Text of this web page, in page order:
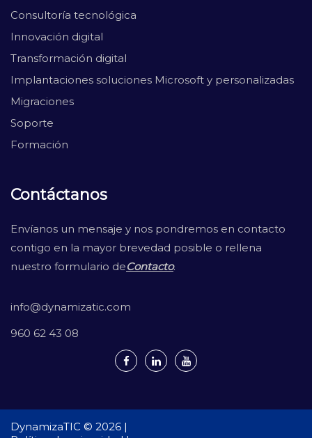
Consultoría tecnológica
Innovación digital
Transformación digital
Implantaciones soluciones Microsoft y personalizadas
Migraciones
Soporte
Formación
Contáctanos
Envíanos un mensaje y nos pondremos en contacto
contigo en la mayor brevedad posible o rellena
nuestro formulario deContacto.
info@dynamizatic.com
960 62 43 08
DynamizaTIC © 2026 |